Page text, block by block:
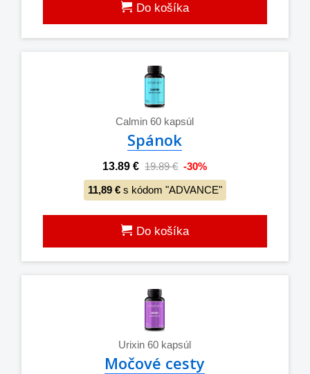
Do košíka
Calmin 60 kapsúl
Spánok
13.89 € 19.89 € -30%
11,89 €s kódom "ADVANCE"
Do košíka
Urixin 60 kapsúl
Močové cesty